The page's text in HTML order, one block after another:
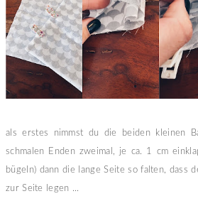
als erstes nimmst du die beiden kleinen
schmalen Enden zweimal, je ca. 1 cm
bügeln) dann die lange Seite so falten, dass
zur Seite legen ...